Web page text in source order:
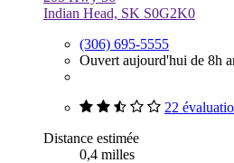
Indian Head, SK S0G2K0
(306) 695-5555
Ouvert aujourd'hui de 8h
22
Distance estimée
0,4 milles